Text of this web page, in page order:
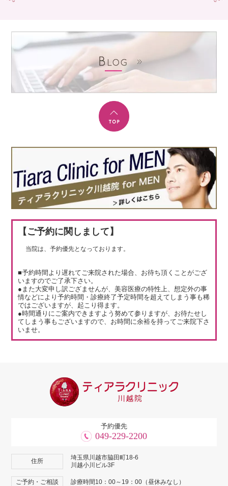
【ご予約に関しまして】
当院は、予約優先となっております。
■予約時間より遅れてご来院された場合、お待ち頂くことがござ
いますのでご了承下さい。
●また大変申し訳ござませんが、美容医療の特性上、想定外の事
情などにより予約時間・診療終了予定時間を超えてしまう事も稀
ではございますが、起こり得ます。
●時間通りにご案内できますよう努めて参りますが、お待たせし
てしまう事もございますので、お時間に余裕を持ってご来院下さ
いませ。
予約優先
049-229-2200
住所
埼玉県川越市脇田町18-6
川越小川ビル3F
ご予約・ご相談 診療時間10：00～19：00（昼休みなし）